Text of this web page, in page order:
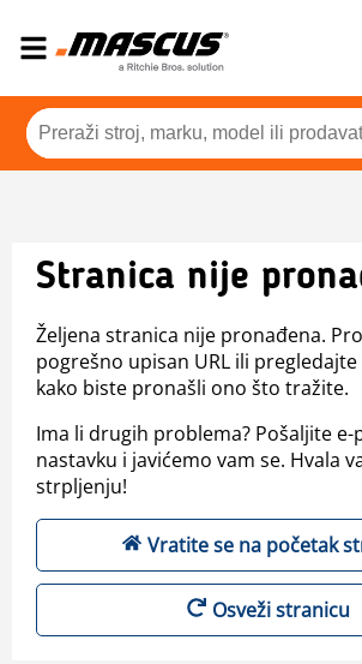
Stranica nije
Željena stranica nije pronađena.
pogrešno upisan URL ili
kako biste pronašli ono što tražite.
Ima li drugih problema? Pošaljite e-
nastavku i javićemo vam se. Hvala
strpljenju!
Vratite se na početak
Osveži stranicu